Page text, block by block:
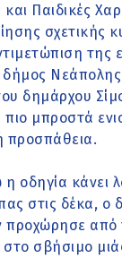
Παιδικές
σχετικής
της
δήμος
δημάρχου
μπροστά
προσπάθεια.
οδηγία κάνει
στις δέκα, ο
από
σβήσιμο